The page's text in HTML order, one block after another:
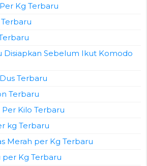
Kg Terbaru
Disiapkan Sebelum Ikut Komodo
Terbaru
Terbaru
Kilo Terbaru
kg Terbaru
Merah per Kg Terbaru
per Kg Terbaru